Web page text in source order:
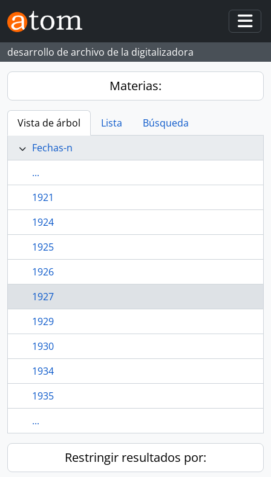
Skip to main content
desarrollo de archivo de la digitalizadora
Materias:
Vista de árbol Lista
Búsqueda
Fechas-n
...
1921
1924
1925
1926
1927
1929
1930
1934
1935
...
Restringir resultados por: